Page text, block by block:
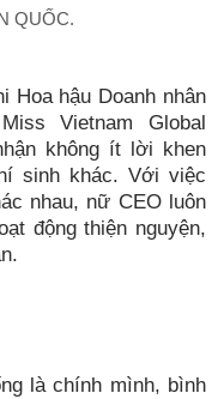
QUỐC.
Hoa hậu Doanh nhân
Vietnam Global
không ít lời khen
sinh khác. Với việc
nhau, nữ CEO luôn
động thiện nguyện,
là chính mình, bình